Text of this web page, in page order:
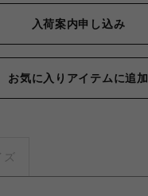
入荷案内申し込み
お気に入りアイテムに追加
ズ